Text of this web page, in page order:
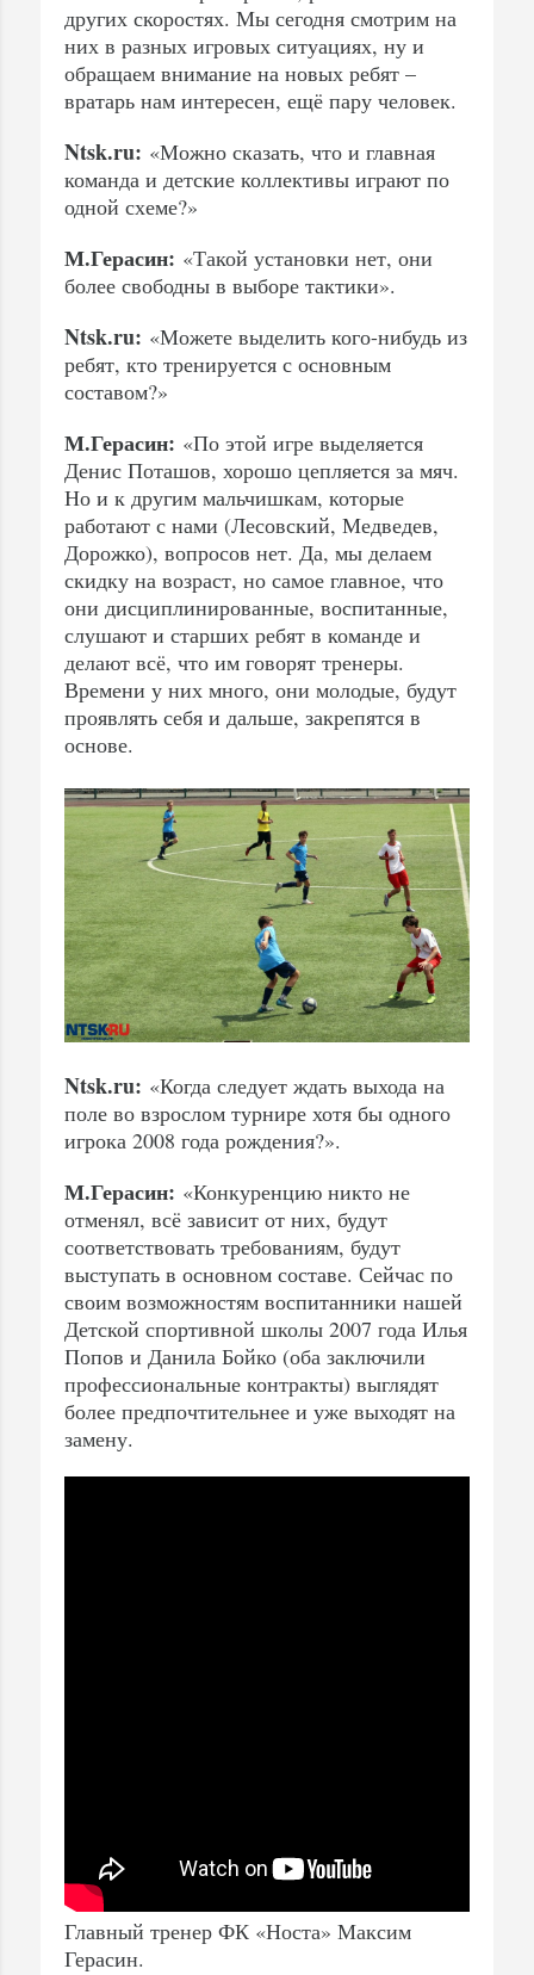
других скоростях. Мы сегодня смотрим на
них в разных игровых ситуациях, ну и
обращаем внимание на новых ребят –
вратарь нам интересен, ещё пару человек.
Ntsk.ru: «Можно сказать, что и главная
команда и детские коллективы играют по
одной схеме?»
М.Герасин: «Такой установки нет, они
более свободны в выборе тактики».
Ntsk.ru: «Можете выделить кого-нибудь из
ребят, кто тренируется с основным
составом?»
М.Герасин: «По этой игре выделяется
Денис Поташов, хорошо цепляется за мяч.
Но и к другим мальчишкам, которые
работают с нами (Лесовский, Медведев,
Дорожко), вопросов нет. Да, мы делаем
скидку на возраст, но самое главное, что
они дисциплинированные, воспитанные,
слушают и старших ребят в команде и
делают всё, что им говорят тренеры.
Времени у них много, они молодые, будут
проявлять себя и дальше, закрепятся в
основе.
Ntsk.ru: «Когда следует ждать выхода на
поле во взрослом турнире хотя бы одного
игрока 2008 года рождения?».
М.Герасин: «Конкуренцию никто не
отменял, всё зависит от них, будут
соответствовать требованиям, будут
выступать в основном составе. Сейчас по
своим возможностям воспитанники нашей
Детской спортивной школы 2007 года Илья
Попов и Данила Бойко (оба заключили
профессиональные контракты) выглядят
более предпочтительнее и уже выходят на
замену.
Главный тренер ФК «Носта» Максим
Герасин.